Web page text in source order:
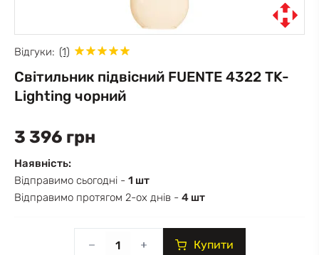
Відгуки: (1)
Світильник підвісний FUENTE 4322 TK-
Lighting чорний
3 396 грн
Наявність:
Відправимо сьогодні - 1 шт
Відправимо протягом 2-ох днів - 4 шт
Купити